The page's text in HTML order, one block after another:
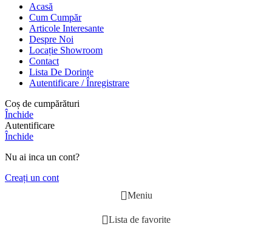
Acasă
Cum Cumpăr
Articole Interesante
Despre Noi
Locație Showroom
Contact
Lista De Dorințe
Autentificare / Înregistrare
Coș de cumpărături
Închide
Autentificare
Închide
Nu ai inca un cont?
Creați un cont
Meniu
Lista de favorite